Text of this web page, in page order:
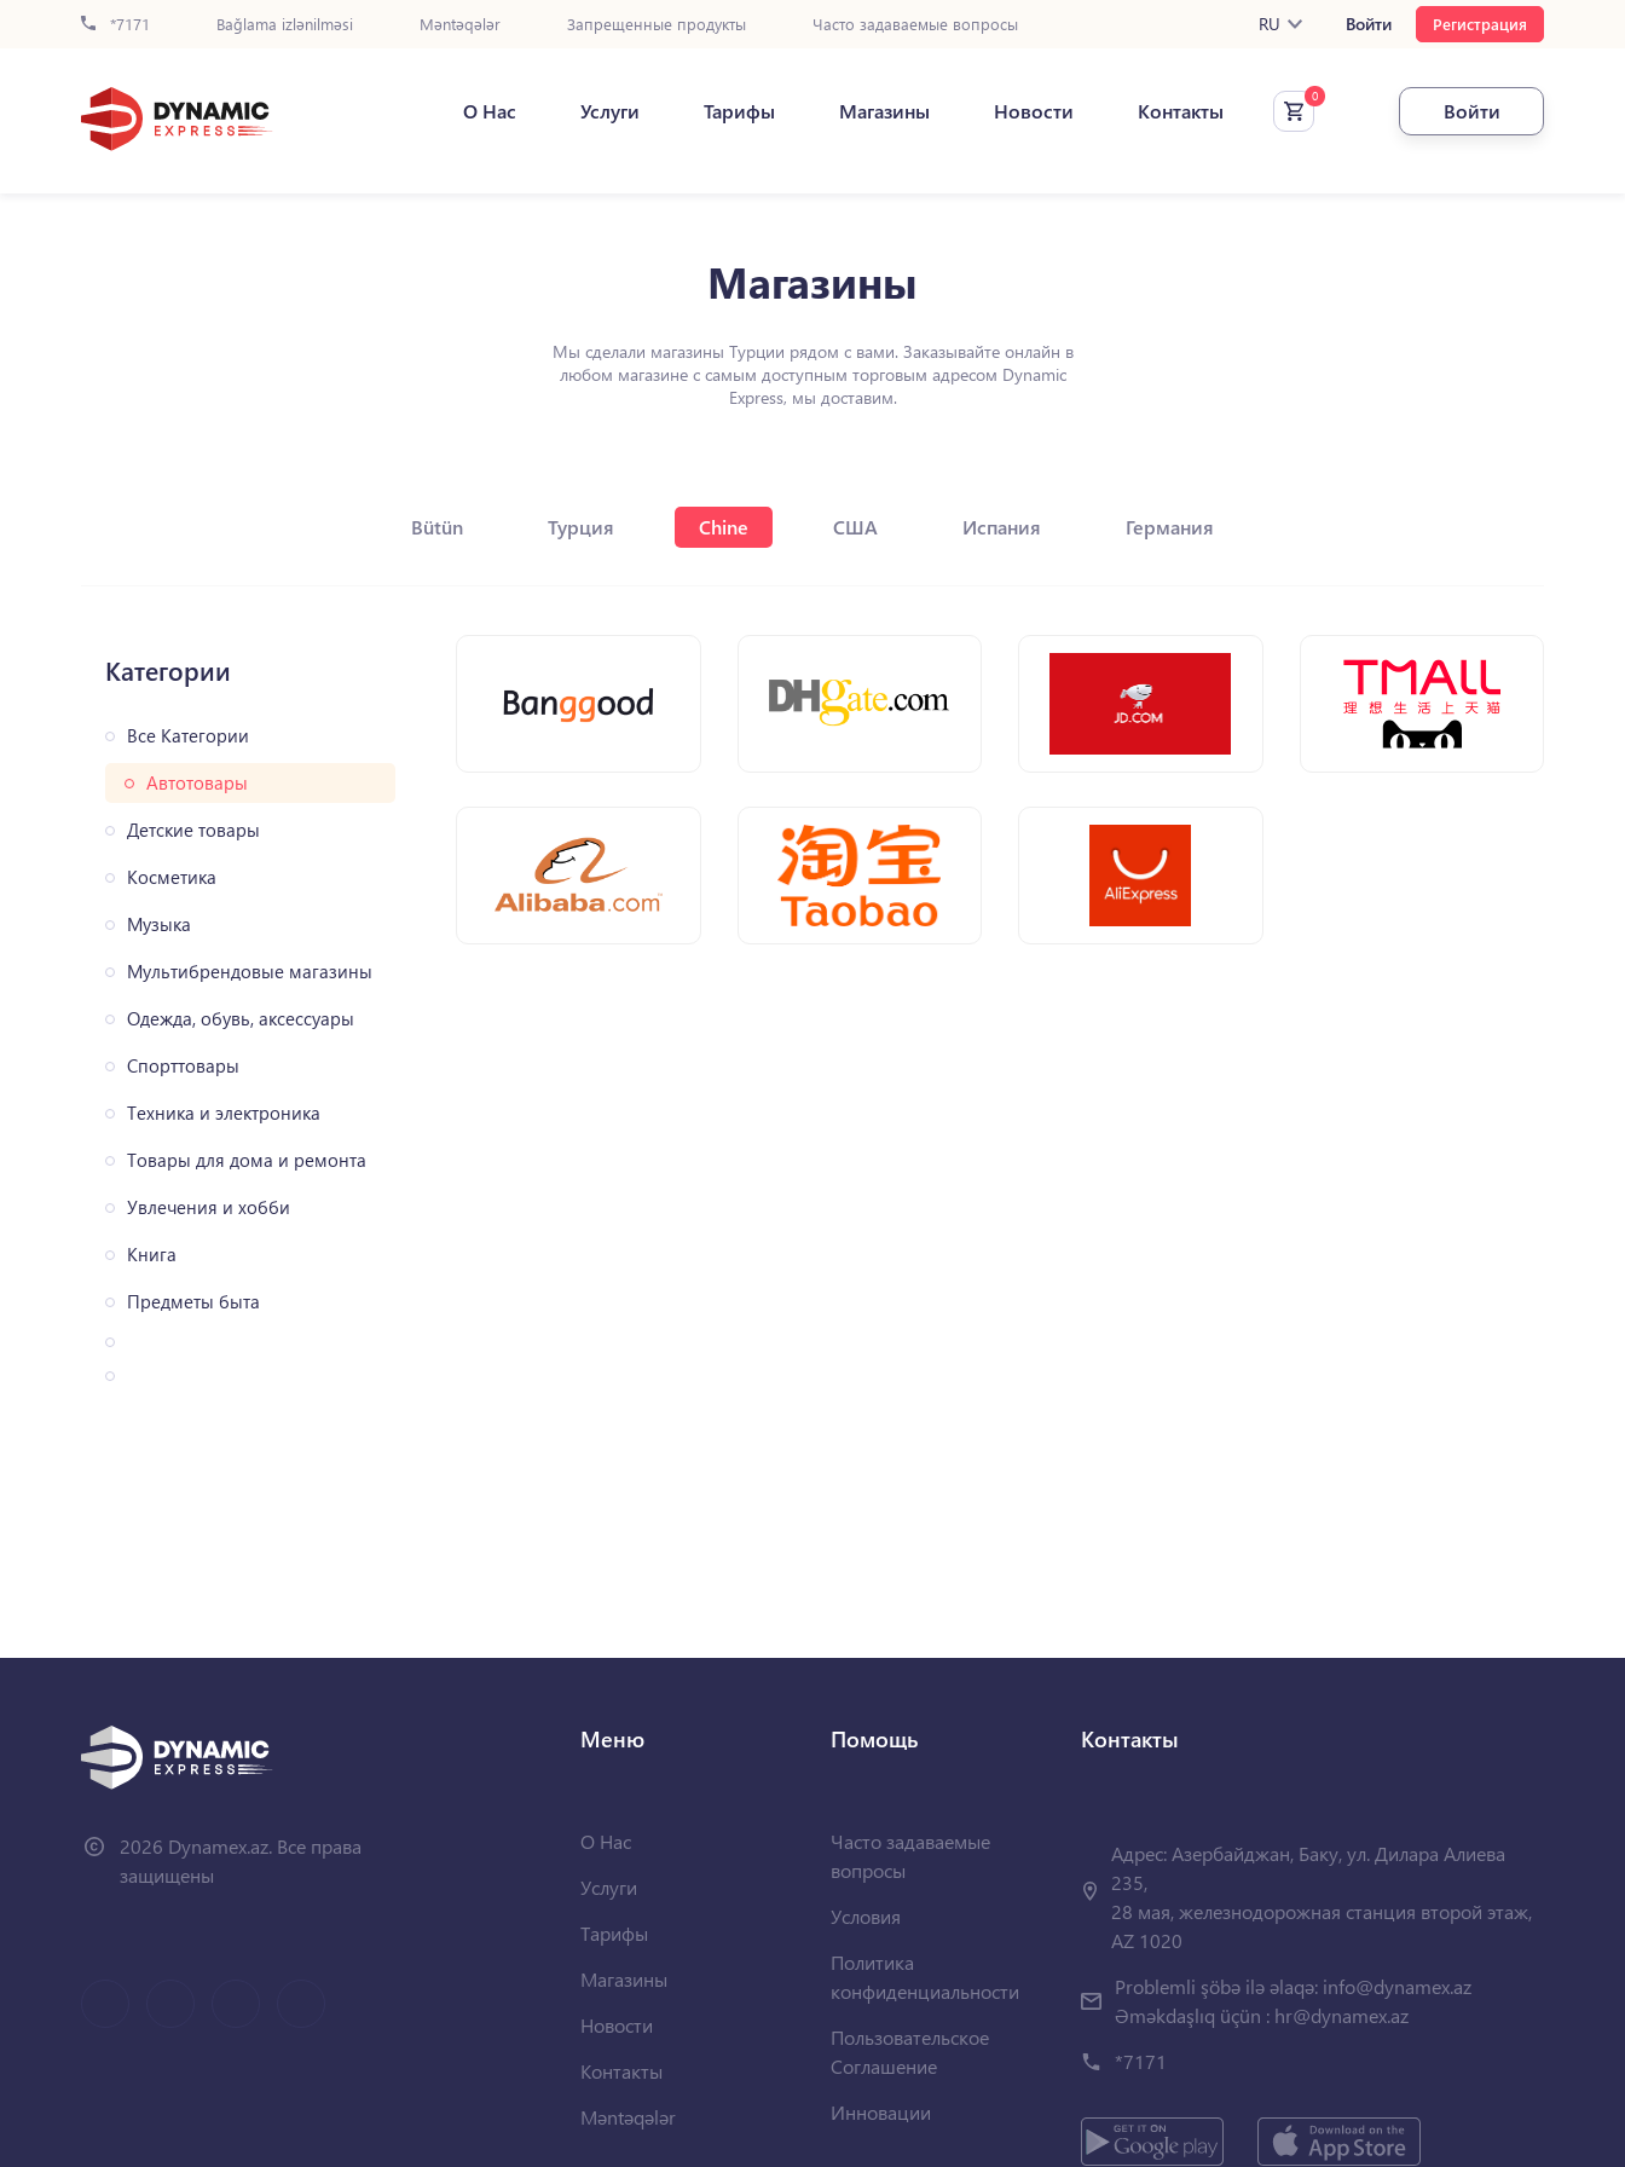
*7171 Bağlama izlənilməsi Məntəqələr Запрещенные продукты Часто задаваемые вопросы RU Войти Регистрация
О Нас Услуги Тарифы Магазины Новости Контакты Войти
Магазины
Мы сделали магазины Турции рядом с вами. Заказывайте онлайн в
любом магазине с самым доступным торговым адресом Dynamic
Express, мы доставим.
Bütün Турция Chine США Испания Германия
Категории
Все Категории
Автотовары
Детские товары
Косметика
Музыка
Мультибрендовые магазины
Одежда, обувь, аксессуары
Спорттовары
Техника и электроника
Товары для дома и ремонта
Увлечения и хобби
Книга
Предметы быта
2026 Dynamex.az. Все права
защищены
Меню
О Нас
Услуги
Тарифы
Магазины
Новости
Контакты
Məntəqələr
Помощь
Часто задаваемые
вопросы
Условия
Политика
конфиденциальности
Пользовательское
Соглашение
Инновации
Контакты
Адрес: Азербайджан, Баку, ул. Дилара Алиева
235,
28 мая, железнодорожная станция второй этаж,
AZ 1020
Problemli şöbə ilə əlaqə: info@dynamex.az
Əməkdaşlıq üçün : hr@dynamex.az
*7171